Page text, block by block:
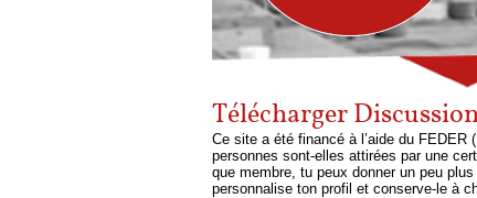
Télécharger
Ce site a été financé à l’aide du FEDER
personnes sont-elles attirées par une
que membre, tu peux donner un peu
personnalise ton profil et conserve-le à